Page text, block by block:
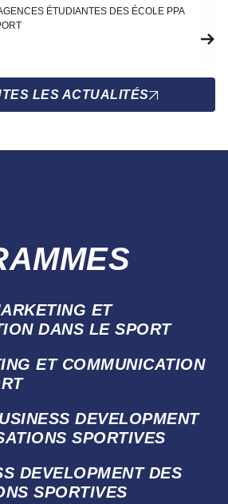
ÉTUDIANTES DES ÉCOLE PPA
LES ACTUALITÉS
ET
DANS LE SPORT
ET COMMUNICATION
DEVELOPMENT
SPORTIVES
DEVELOPMENT DES
SPORTIVES